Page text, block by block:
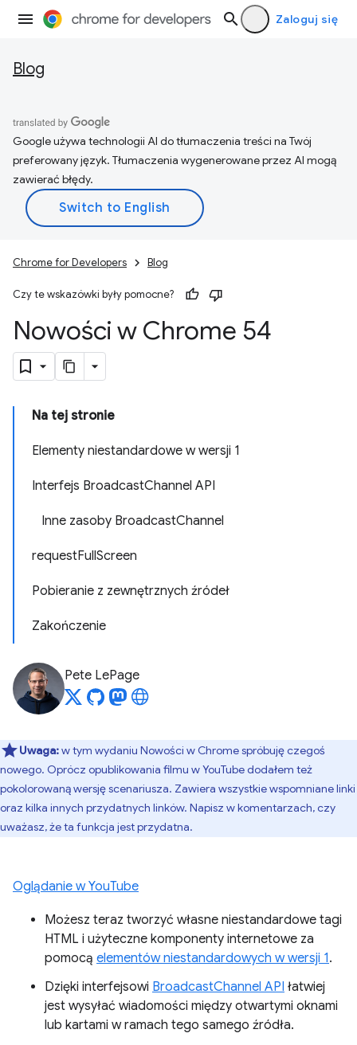
Zaloguj się
Blog
Google używa technologii AI do tłumaczenia treści na Twój
preferowany język. Tłumaczenia wygenerowane przez AI mogą
zawierać błędy.
Chrome for Developers Blog
Czy te wskazówki były pomocne?
Nowości w Chrome 54
Na tej stronie
Elementy niestandardowe w wersji 1
Interfejs BroadcastChannel API
Inne zasoby BroadcastChannel
requestFullScreen
Pobieranie z zewnętrznych źródeł
Zakończenie
Pete LePage
Uwaga:w tym wydaniu Nowości w Chrome spróbuję czegoś
nowego. Oprócz opublikowania filmu w YouTube dodałem też
pokolorowaną wersję scenariusza. Zawiera wszystkie wspomniane linki
oraz kilka innych przydatnych linków. Napisz w komentarzach, czy
uważasz, że ta funkcja jest przydatna.
Oglądanie w YouTube
Możesz teraz tworzyć własne niestandardowe tagi
HTML i użyteczne komponenty internetowe za
pomocą elementów niestandardowych w wersji 1.
Dzięki interfejsowi BroadcastChannel API łatwiej
jest wysyłać wiadomości między otwartymi oknami
lub kartami w ramach tego samego źródła.